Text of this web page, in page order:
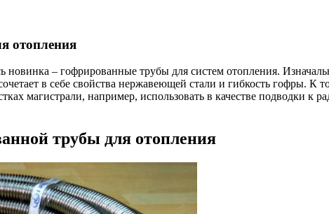
отопления
новинка – гофрированные трубы для систем отопления.
в себе свойства нержавеющей стали и гибкость гофры. К
магистрали, например, использовать в качестве подводки к
трубы для отопления